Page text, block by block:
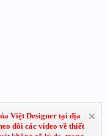
Việt Designer tại địa
dõi các video về thiết